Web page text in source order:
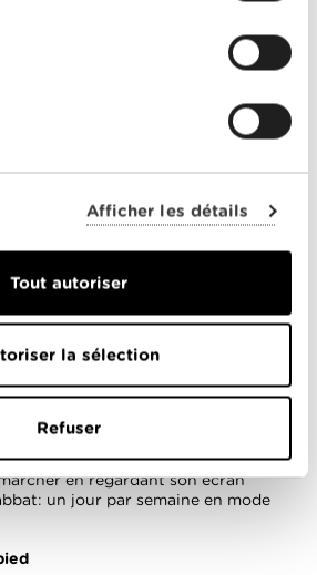
Afficher les détails
Tout autoriser
la sélection
Refuser
pour du neuf
permanente par des vidéos
une règle simple et
des respirations
durant une conversation
à table
ni de réseaux sociaux en
en regardant son écran
un jour par semaine en mode